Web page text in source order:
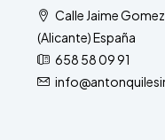
Calle Jaime
(Alicante) España
658 58 09 91